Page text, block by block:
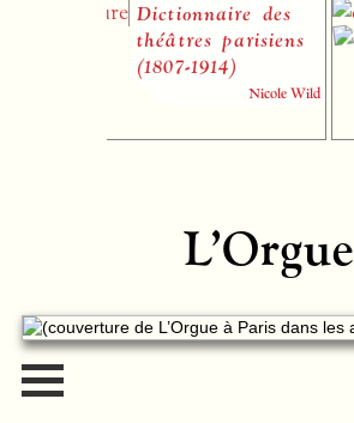
Dictionnaire des
théâtres parisiens
(1807-1914)
Nicole Wild
L’Orgue